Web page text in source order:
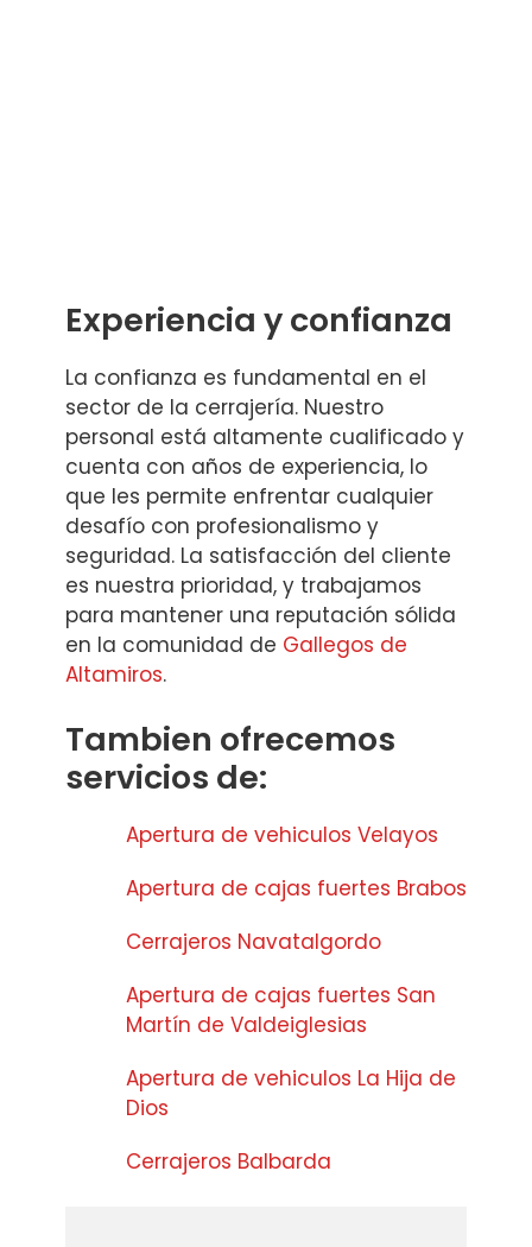
Experiencia y confianza
La confianza es fundamental en el
sector de la cerrajería. Nuestro
personal está altamente cualificado y
cuenta con años de experiencia, lo
que les permite enfrentar cualquier
desafío con profesionalismo y
seguridad. La satisfacción del cliente
es nuestra prioridad, y trabajamos
para mantener una reputación sólida
en la comunidad de Gallegos de
Altamiros.
Tambien ofrecemos
servicios de:
Apertura de vehiculos Velayos
Apertura de cajas fuertes Brabos
Cerrajeros Navatalgordo
Apertura de cajas fuertes San
Martín de Valdeiglesias
Apertura de vehiculos La Hija de
Dios
Cerrajeros Balbarda